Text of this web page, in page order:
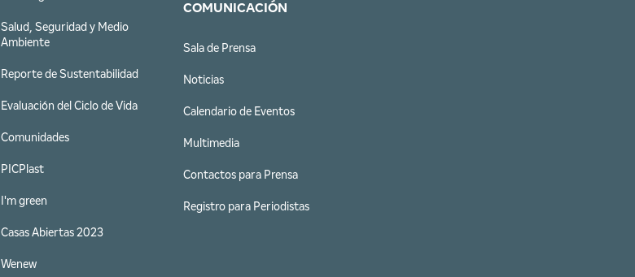
Salud, Seguridad y Medio
Ambiente
Reporte de Sustentabilidad
Evaluación del Ciclo de Vida
Comunidades
PICPlast
I'm green
Casas Abiertas 2023
Wenew
COMUNICACIÓN
Sala de Prensa
Noticias
Calendario de Eventos
Multimedia
Contactos para Prensa
Registro para Periodistas